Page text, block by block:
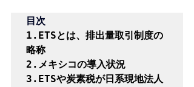
1.ETSとは、排出量取引制度の
略称
2.メキシコの導入状況
3.ETSや炭素税が日系現地法人